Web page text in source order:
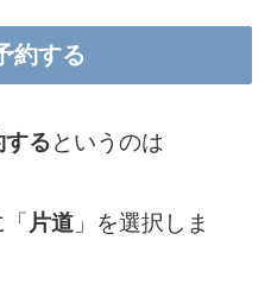
約する
するというのは
片道 」を選択しま